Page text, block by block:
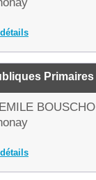
Primaires